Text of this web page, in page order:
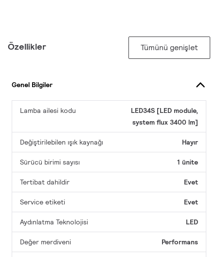
Özellikler Tümünü genişlet
Genel Bilgiler
Lamba ailesi kodu
LED34S [LED module,
system flux 3400 lm]
Değiştirilebilen ışık kaynağı Hayır
Sürücü birimi sayısı 1 ünite
Tertibat dahildir Evet
Service etiketi Evet
Aydınlatma Teknolojisi LED
Değer merdiveni Performans